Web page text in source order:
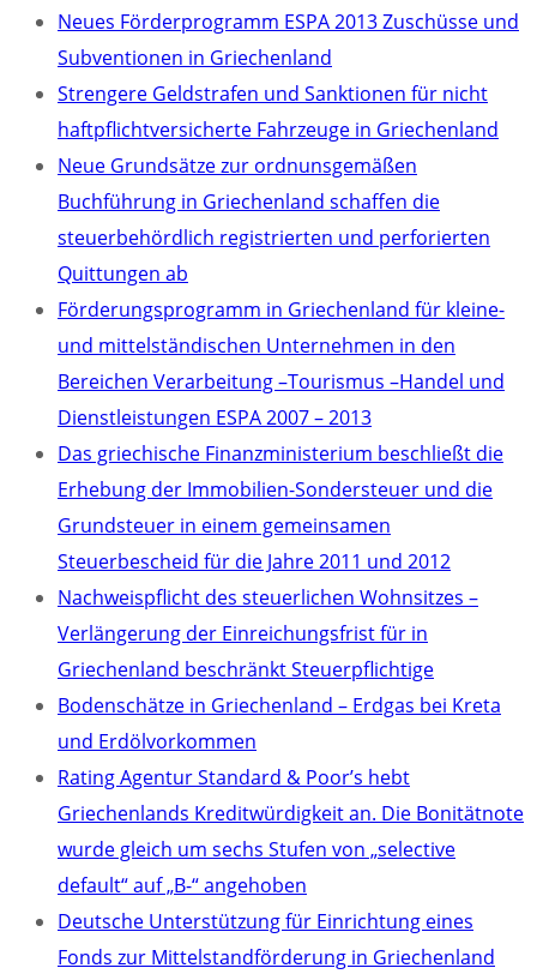
Neues Förderprogramm ESPA 2013 Zuschüsse und
Subventionen in Griechenland
Strengere Geldstrafen und Sanktionen für nicht
haftpflichtversicherte Fahrzeuge in Griechenland
Neue Grundsätze zur ordnunsgemäßen
Buchführung in Griechenland schaffen die
steuerbehördlich registrierten und perforierten
Quittungen ab
Förderungsprogramm in Griechenland für kleine-
und mittelständischen Unternehmen in den
Bereichen Verarbeitung –Tourismus –Handel und
Dienstleistungen ESPA 2007 – 2013
Das griechische Finanzministerium beschließt die
Erhebung der Immobilien-Sondersteuer und die
Grundsteuer in einem gemeinsamen
Steuerbescheid für die Jahre 2011 und 2012
Nachweispflicht des steuerlichen Wohnsitzes –
Verlängerung der Einreichungsfrist für in
Griechenland beschränkt Steuerpflichtige
Bodenschätze in Griechenland – Erdgas bei Kreta
und Erdölvorkommen
Rating Agentur Standard & Poor’s hebt
Griechenlands Kreditwürdigkeit an. Die Bonitätnote
wurde gleich um sechs Stufen von „selective
default“ auf „B-“ angehoben
Deutsche Unterstützung für Einrichtung eines
Fonds zur Mittelstandförderung in Griechenland